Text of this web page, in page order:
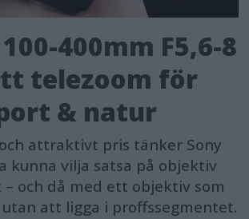
100-400mm F5,6-8
telezoom för
& natur
attraktivt pris tänker Sony
kunna vilja satsa på objektiv
och då med ett objektiv som
att ligga i proffssegmentet.